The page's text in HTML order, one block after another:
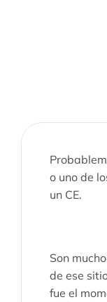
o uno de
un CE.
Son
de ese
fue el